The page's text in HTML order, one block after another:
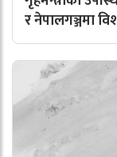
र नेपालगञ्जमा